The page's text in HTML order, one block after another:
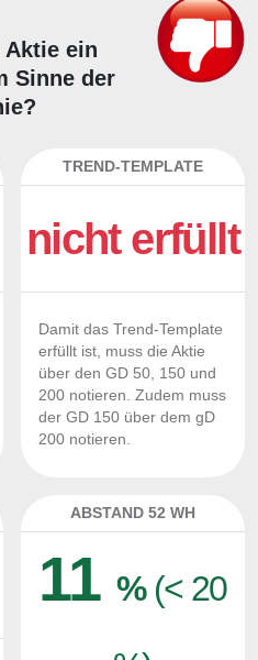
Aktie ein
Sinne der
TREND-TEMPLATE
nicht erfüllt
Damit das Trend-Template
erfüllt ist, muss die Aktie
über den GD 50, 150 und
200 notieren. Zudem muss
der GD 150 über dem gD
200 notieren.
ABSTAND 52 WH
11 % (< 20